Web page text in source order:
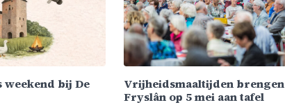
bij De
Vrijheidsmaaltijden brengen
Fryslân op 5 mei aan tafel